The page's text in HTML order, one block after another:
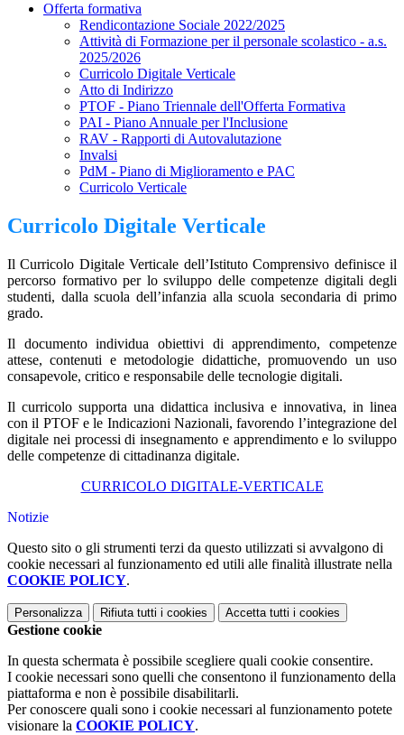
Offerta formativa
Rendicontazione Sociale 2022/2025
Attività di Formazione per il personale scolastico - a.s.
2025/2026
Curricolo Digitale Verticale
Atto di Indirizzo
PTOF - Piano Triennale dell'Offerta Formativa
PAI - Piano Annuale per l'Inclusione
RAV - Rapporti di Autovalutazione
Invalsi
PdM - Piano di Miglioramento e PAC
Curricolo Verticale
Curricolo Digitale Verticale
Il Curricolo Digitale Verticale dell’Istituto Comprensivo definisce il
percorso formativo per lo sviluppo delle competenze digitali degli
studenti, dalla scuola dell’infanzia alla scuola secondaria di primo
grado.
Il documento individua obiettivi di apprendimento, competenze
attese, contenuti e metodologie didattiche, promuovendo un uso
consapevole, critico e responsabile delle tecnologie digitali.
Il curricolo supporta una didattica inclusiva e innovativa, in linea
con il PTOF e le Indicazioni Nazionali, favorendo l’integrazione del
digitale nei processi di insegnamento e apprendimento e lo sviluppo
delle competenze di cittadinanza digitale.
CURRICOLO DIGITALE-VERTICALE
Notizie
Questo sito o gli strumenti terzi da questo utilizzati si avvalgono di
cookie necessari al funzionamento ed utili alle finalità illustrate nella
COOKIE POLICY.
Personalizza Rifiuta tutti i cookies Accetta tutti i cookies
Gestione cookie
In questa schermata è possibile scegliere quali cookie consentire.
I cookie necessari sono quelli che consentono il funzionamento della
piattaforma e non è possibile disabilitarli.
Per conoscere quali sono i cookie necessari al funzionamento potete
visionare la COOKIE POLICY.